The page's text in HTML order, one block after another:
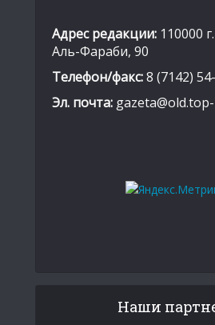
Адрес редакции: 110000
Аль-Фараби, 90
Телефон/факс:8 (7142)
Эл. почта:
Наши